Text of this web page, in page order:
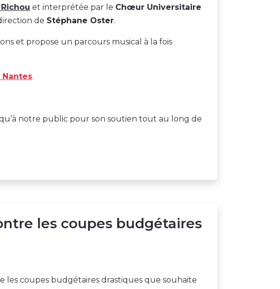
et interprétée par le Chœur Universitaire
de Stéphane Oster.
et propose un parcours musical à la fois
.
notre public pour son soutien tout au long de
les coupes budgétaires
les coupes budgétaires drastiques que souhaite